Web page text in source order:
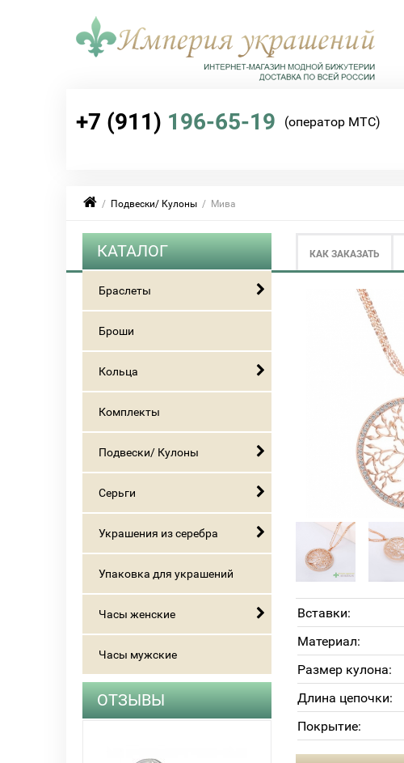
+7 (911) 196-65-19 (оператор МТС)
/ Подвески/ Кулоны / Мива
КАК ЗАКАЗАТЬ
КАТАЛОГ
Браслеты
Броши
Кольца
Комплекты
Подвески/ Кулоны
Серьги
Украшения из серебра
Упаковка для украшений
Часы женские
Часы мужские
ОТЗЫВЫ
Вставки:
Материал:
Размер кулона:
Длина цепочки:
Покрытие: